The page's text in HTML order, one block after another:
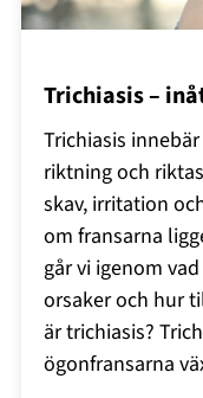
Trichiasis –
Trichiasis
riktning och
skav, irritation
om fransarna
går vi igenom
orsaker och hur
är trichiasis?
ögonfransarna